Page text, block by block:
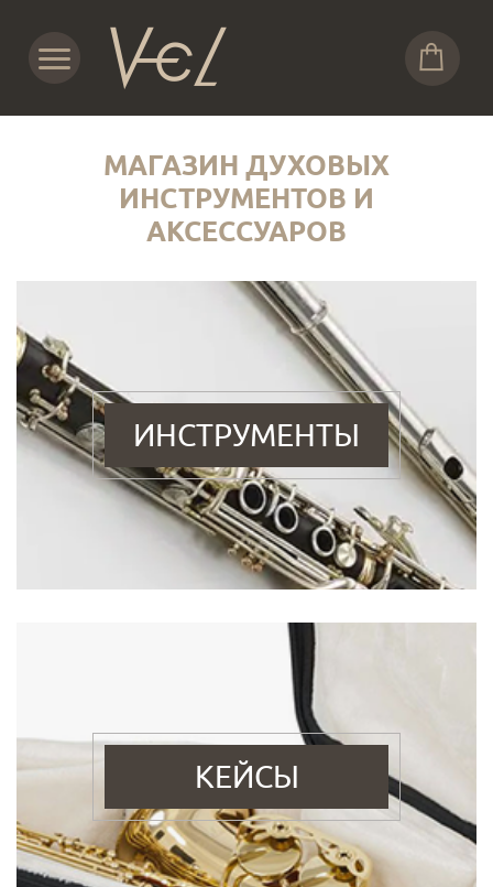
МАГАЗИН ДУХОВЫХ
ИНСТРУМЕНТОВ И
АКСЕССУАРОВ
ИНСТРУМЕНТЫ
КЕЙСЫ